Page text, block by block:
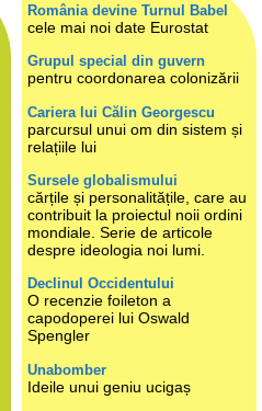
România devine Turnul Babel
cele mai noi date Eurostat
Grupul special din guvern
pentru coordonarea colonizării
Cariera lui Călin Georgescu
parcursul unui om din sistem și
relațiile lui
Sursele globalismului
cărțile și personalitățile, care au
contribuit la proiectul noii ordini
mondiale. Serie de articole
despre ideologia noi lumi.
Declinul Occidentului
O recenzie foileton a
capodoperei lui Oswald
Spengler
Unabomber
Ideile unui geniu ucigaș